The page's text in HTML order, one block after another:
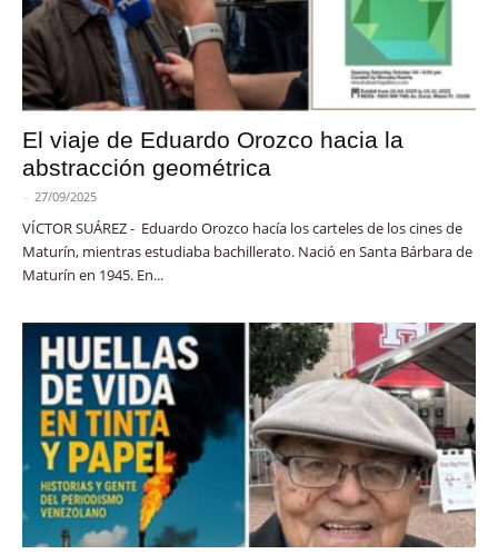
El viaje de Eduardo Orozco hacia la
abstracción geométrica
- 27/09/2025
VÍCTOR SUÁREZ - Eduardo Orozco hacía los carteles de los cines de
Maturín, mientras estudiaba bachillerato. Nació en Santa Bárbara de
Maturín en 1945. En...